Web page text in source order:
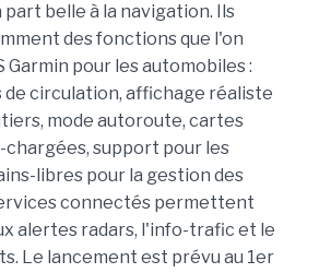
belle à la navigation. Ils
des fonctions que l'on
Garmin pour les automobiles :
de circulation, affichage réaliste
mode autoroute, cartes
support pour les
libres pour la gestion des
connectés permettent
alertes radars, l'info-trafic et le
Le lancement est prévu au 1er